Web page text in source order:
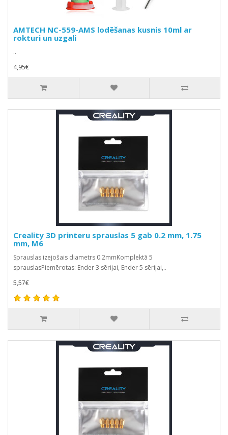
AMTECH NC-559-AMS lodēšanas kusnis 10ml ar
rokturi un uzgali
..
4,95€
Creality 3D printeru sprauslas 5 gab 0.2 mm, 1.75
mm, M6
Sprauslas izejošais diametrs 0.2mmKomplektā 5
sprauslasPiemērotas: Ender 3 sērijai, Ender 5 sērijai,..
5,57€